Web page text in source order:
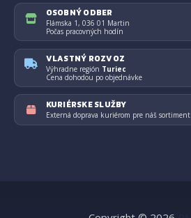
OSOBNÝ ODBER
Flámska 1, 036 01 Martin
Počas pracovných hodín
VLASTNÝ ROZVOZ
Výhradne región Turiec
Cena dohodou po objednávke
KURIÉRSKE SLUŽBY
Externá doprava kuriérom pre náš sortiment